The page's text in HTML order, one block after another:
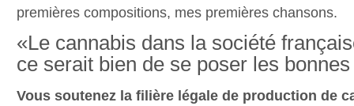
premières compositions, mes premières chansons.
«Le cannabis dans la société
ce serait bien de se poser les
Vous soutenez la filière légale de production de